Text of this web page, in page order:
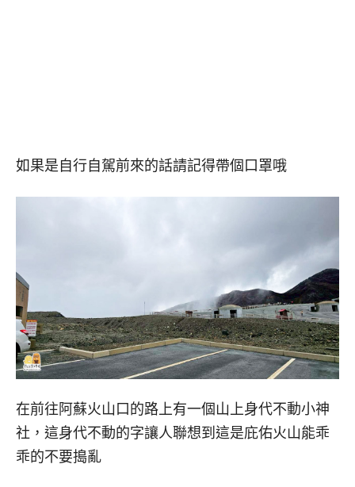
如果是自行自駕前來的話請記得帶個口罩哦
在前往阿蘇火山口的路上有一個山上身代不動小神
社，這身代不動的字讓人聯想到這是庇佑火山能乖
乖的不要搗亂